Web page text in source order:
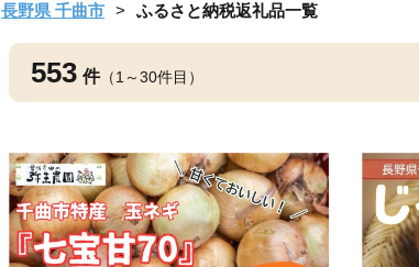
長野県 千曲市 ふるさと納税返礼品一覧
553 件（1～30件目）